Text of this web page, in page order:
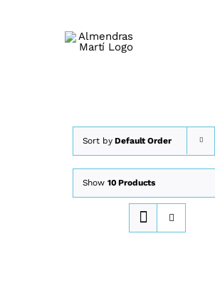
PRODUCTOS
Sort byDefault Order
Show 10 Products